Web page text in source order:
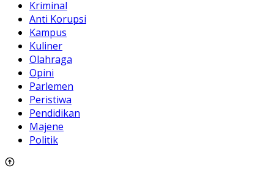
Kriminal
Anti Korupsi
Kampus
Kuliner
Olahraga
Opini
Parlemen
Peristiwa
Pendidikan
Majene
Politik